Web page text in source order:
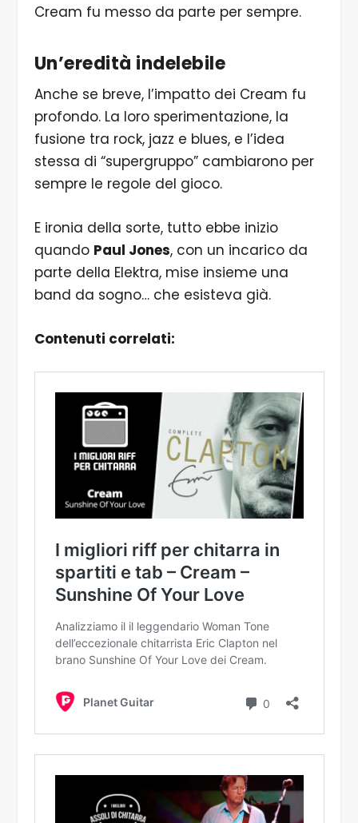
Cream fu messo da parte per sempre.
Un’eredità indelebile
Anche se breve, l’impatto dei Cream fu
profondo. La loro sperimentazione, la
fusione tra rock, jazz e blues, e l’idea
stessa di “supergruppo” cambiarono per
sempre le regole del gioco.
E ironia della sorte, tutto ebbe inizio
quando Paul Jones, con un incarico da
parte della Elektra, mise insieme una
band da sogno… che esisteva già.
Contenuti correlati: